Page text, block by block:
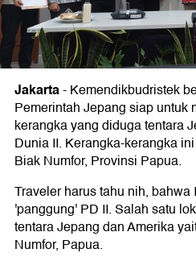
Jakarta-Kemendikbudristek
Pemerintah Jepang siap untuk
kerangka yang diduga tentara
Dunia II. Kerangka-kerangka
Biak Numfor, Provinsi Papua.
Traveler harus tahu nih,
'panggung' PD II. Salah satu
tentara Jepang dan Amerika
Numfor, Papua.